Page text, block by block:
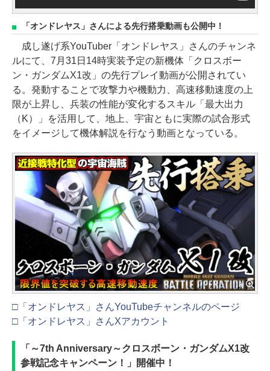
「オンドレヤス」さんによる先行搭乗動画も公開中！
成し遂げ系YouTuber「オンドレヤス」さんのチャンネ
ルにて、7月31日14時実装予定の新機体「クロスボー
ン・ガンダムX1改」の先行プレイ動画が公開されてい
る。発動することで攻撃力や機動力、高速移動速度の上
限が上昇し、兵装の性能が変化するスキル「最大出力
（K）」を活用して、地上、宇宙ともに実際の試合形式
をイメージして機体解説を行なう動画となっている。
□「オンドレヤス」さんYouTubeチャンネルのページ
□「オンドレヤス」さんXアカウント
「～7th Anniversary～クロスボーン・ガンダムX1改
参戦記念キャンペーン！」開催中！